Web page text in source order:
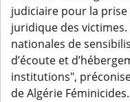
judiciaire pour la
juridique des
nationales de
d’écoute et
institutions",
de Algérie Féminicides.